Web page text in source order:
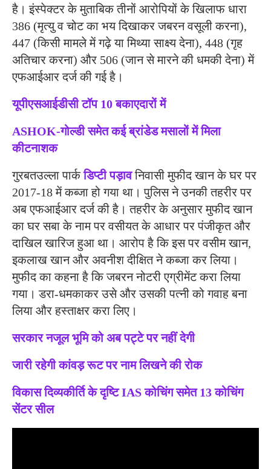
है। इंस्पेक्टर के मुताबिक तीनों आरोपियों के खिलाफ धारा
386 (मृत्यु व चोट का भय दिखाकर जबरन वसूली करना),
447 (किसी मामले में गढ़े या मिथ्या साक्ष्य देना), 448 (गृह
अतिचार करना) और 506 (जान से मारने की धमकी देना) में
एफआईआर दर्ज की गई है।
यूपीएसआईडीसी टॉप 10 बकाएदारों में
ASHOK-गोल्डी समेत कई ब्रांडेड मसालों में मिला
कीटनाशक
गुरबतउल्ला पार्कडिप्टी पड़ावनिवासी मुफीद खान के घर पर
2017-18 में कब्जा हो गया था। पुलिस ने उनकी तहरीर पर
अब एफआईआर दर्ज की है। तहरीर के अनुसार मुफीद खान
का घर सबा के नाम पर वसीयत के आधार पर पंजीकृत और
दाखिल खारिज हुआ था। आरोप है कि इस पर वसीम खान,
इकलाख खान और अवनीश दीक्षित ने कब्जा कर लिया।
मुफीद का कहना है कि जबरन नोटरी एग्रीमेंट करा लिया
गया। डरा-धमकाकर उसे और उसकी पत्नी को गवाह बना
लिया और हस्ताक्षर करा लिए।
सरकार नजूल भूमि को अब पट्टे पर नहीं देगी
जारी रहेगी कांवड़ रूट पर नाम लिखने की रोक
विकास दिव्यकीर्ति के दृष्टि IAS कोचिंग समेत 13 कोचिंग
सेंटर सील